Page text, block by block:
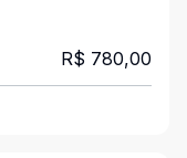
R$ 780,00